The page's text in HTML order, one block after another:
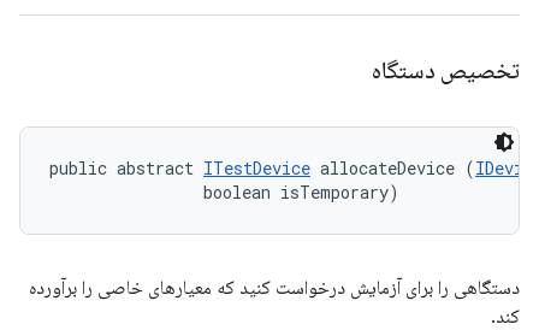
تخصیص دستگاه
public abstract ITestDevice allocateDevice (
                boolean isTemporary)
دستگاهی را برای آزمایش درخواست کنید که معیارهای خاصی را برآورده
کند.